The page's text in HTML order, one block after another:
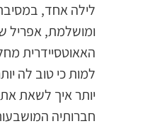
לילה אחד,
ומושלמת, אפריל
האאוטסיידרית
למות כי טוב לה
יותר איך לשאת
חברותיה